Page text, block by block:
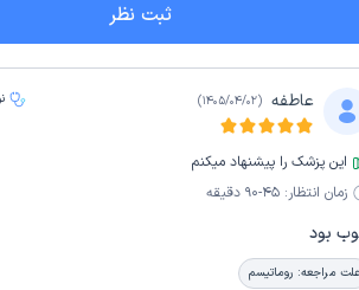
ثبت نظر
عاطفه (
1405/04/02
)
این پزشک را پیشنهاد میکنم
زمان انتظار: 45-90 دقیقه
بود
علت مراجعه: روماتیسم